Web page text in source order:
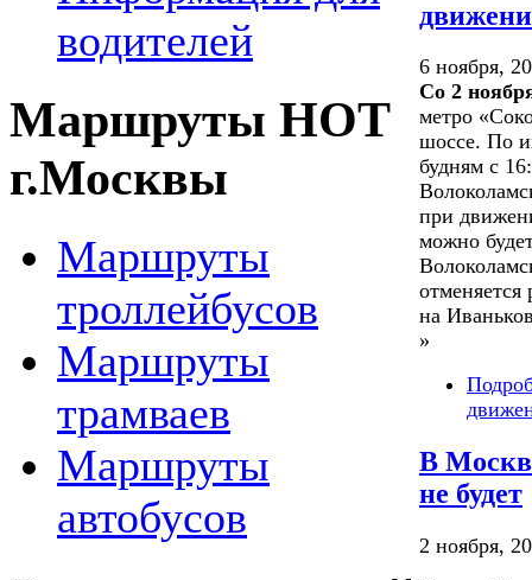
водителей
Маршруты НОТ
г.Москвы
Маршруты
троллейбусов
Маршруты
трамваев
Маршруты
автобусов
6 ноября,
Со 2
метро
шоссе. По
будням с
при
можно
отменяется
на
»
В
не будет
2 ноября,